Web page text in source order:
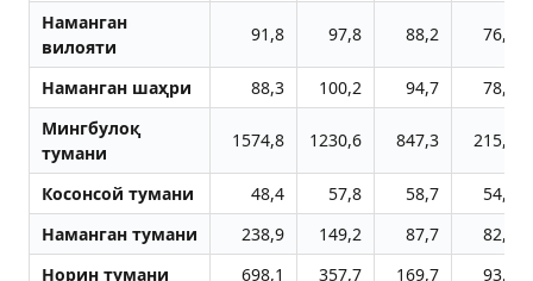
Наманган
вилояти
91,8 97,8 88,2 76,3
Наманган шаҳри 88,3 100,2 94,7
78,9
Мингбулоқ
тумани
1574,8 1230,6 847,3 215,7
Косонсой тумани 48,4 57,8 58,7
54,0
Наманган тумани
238,9 149,2 87,7
82,5
Норин тумани
698,1 357,7 169,7
93,6